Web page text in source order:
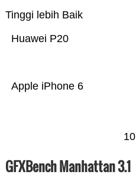
Tinggi lebih Baik
Apple iPhone 6
Huawei P20
10
GFXBench Manhattan 3.1